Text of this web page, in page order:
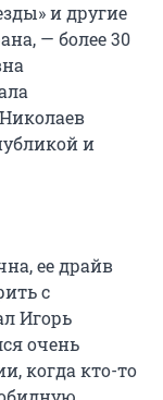
и другие
— более 30
и
ее драйв
с
Игорь
очень
когда кто-то